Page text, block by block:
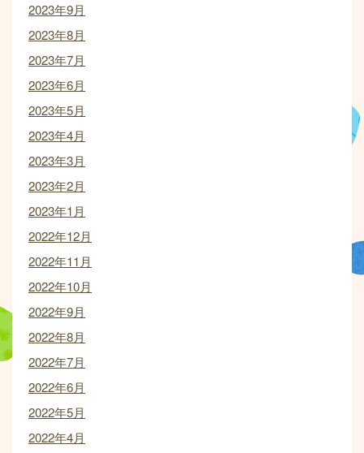
2023年9月
2023年8月
2023年7月
2023年6月
2023年5月
2023年4月
2023年3月
2023年2月
2023年1月
2022年12月
2022年11月
2022年10月
2022年9月
2022年8月
2022年7月
2022年6月
2022年5月
2022年4月